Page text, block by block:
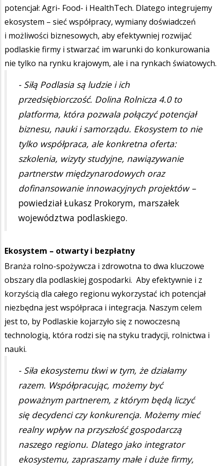
potencjał: Agri- Food- i HealthTech. Dlatego integrujemy
ekosystem – sieć współpracy, wymiany doświadczeń
i możliwości biznesowych, aby efektywniej rozwijać
podlaskie firmy i stwarzać im warunki do konkurowania
nie tylko na rynku krajowym, ale i na rynkach światowych.
- Siłą Podlasia są ludzie i ich
przedsiębiorczość. Dolina Rolnicza 4.0 to
platforma, która pozwala połączyć potencjał
biznesu, nauki i samorządu. Ekosystem to nie
tylko współpraca, ale konkretna oferta:
szkolenia, wizyty studyjne, nawiązywanie
partnerstw międzynarodowych oraz
dofinansowanie innowacyjnych projektów –
powiedział Łukasz Prokorym, marszałek
województwa podlaskiego.
Ekosystem – otwarty i bezpłatny
Branża rolno-spożywcza i zdrowotna to dwa kluczowe
obszary dla podlaskiej gospodarki. Aby efektywnie i z
korzyścią dla całego regionu wykorzystać ich potencjał
niezbędna jest współpraca i integracja. Naszym celem
jest to, by Podlaskie kojarzyło się z nowoczesną
technologią, która rodzi się na styku tradycji, rolnictwa i
nauki.
- Siła ekosystemu tkwi w tym, że działamy
razem. Współpracując, możemy być
poważnym partnerem, z którym będą liczyć
się decydenci czy konkurencja. Możemy mieć
realny wpływ na przyszłość gospodarczą
naszego regionu. Dlatego jako integrator
ekosystemu, zapraszamy małe i duże firmy,